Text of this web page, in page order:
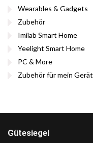
Wearables & Gadgets
Zubehör
Imilab Smart Home
Yeelight Smart Home
PC & More
Zubehör für mein Gerät
Gütesiegel